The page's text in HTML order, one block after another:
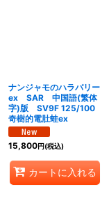
ナンジャモのハラバリー
ex SAR 中国語(繁体
字)版 SV9F 125/100
奇樹的電肚蛙ex
15,800円(税込)
カートに入れる